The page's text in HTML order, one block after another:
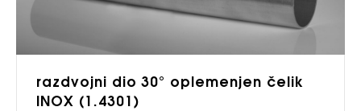
razdvojni dio 30° oplemenjen čelik
INOX (1.4301)